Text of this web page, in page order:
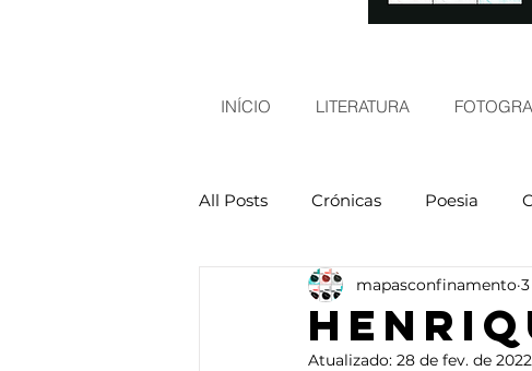
INÍCIO LITERATURA
All Posts Crónicas Poesia
Artes Plásticas
mapasconfinamento
Atualizado: 28 de fev. de 2022